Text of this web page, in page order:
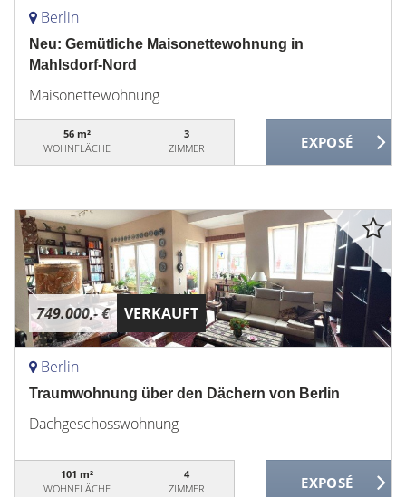
Berlin
Neu: Gemütliche Maisonettewohnung in
Mahlsdorf-Nord
Maisonettewohnung
56 m²
WOHNFLÄCHE
3
ZIMMER
749.000,- € VERKAUFT
Berlin
Traumwohnung über den Dächern von Berlin
Dachgeschosswohnung
101 m²
WOHNFLÄCHE
4
ZIMMER